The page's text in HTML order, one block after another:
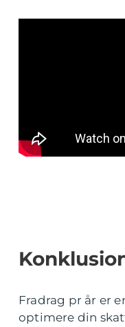
Fradrag pr år er
optimere din